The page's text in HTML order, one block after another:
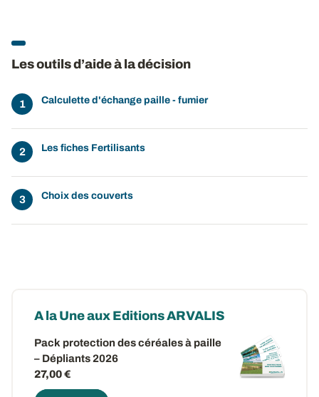
Les outils d’aide à la décision
Calculette d'échange paille - fumier
Les fiches Fertilisants
Choix des couverts
A la Une aux Editions ARVALIS
Pack protection des céréales à paille
– Dépliants 2026
27,00 €